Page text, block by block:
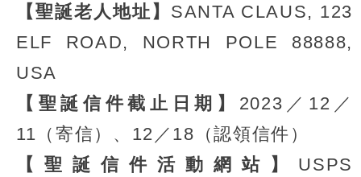
【聖誕老人地址】 SANTA CLAUS, 123
ELF ROAD, NORTH POLE 88888,
USA
【聖誕信件截止日期】 2023／12／
11（寄信）、12／18（認領信件）
【聖誕信件活動網站】 USPS